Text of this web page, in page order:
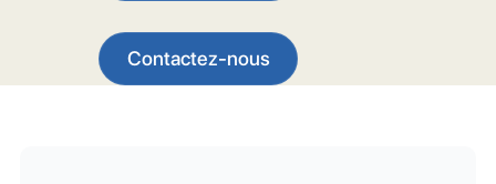
Contactez-nous